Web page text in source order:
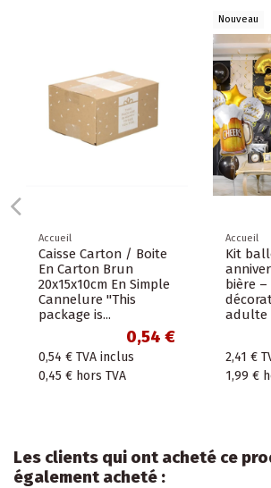
Accueil
Caisse Carton / Boite
En Carton Brun
20x15x10cm En Simple
Cannelure "This
package is...
0,54 €
0,54 € TVA inclus
0,45 € hors TVA
Nouveau
Accueil
Kit
bière –
adulte
2,41 €
1,99 €
Les clients qui ont acheté ce
également acheté :